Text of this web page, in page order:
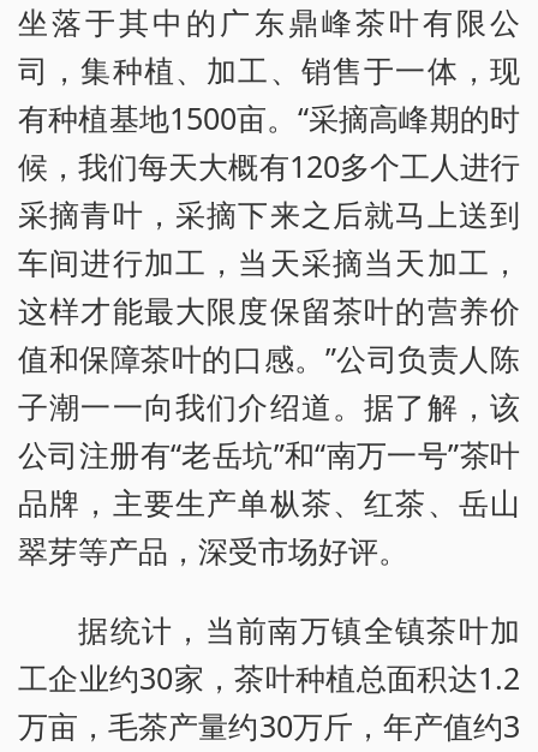
坐落于其中的广东鼎峰茶叶有限公
司，集种植、加工、销售于一体，现
有种植基地1500亩。“采摘高峰期的时
候，我们每天大概有120多个工人进行
采摘青叶，采摘下来之后就马上送到
车间进行加工，当天采摘当天加工，
这样才能最大限度保留茶叶的营养价
值和保障茶叶的口感。”公司负责人陈
子潮一一向我们介绍道。据了解，该
公司注册有“老岳坑”和“南万一号”茶叶
品牌，主要生产单枞茶、红茶、岳山
翠芽等产品，深受市场好评。
据统计，当前南万镇全镇茶叶加
工企业约30家，茶叶种植总面积达1.2
万亩，毛茶产量约30万斤，年产值约3